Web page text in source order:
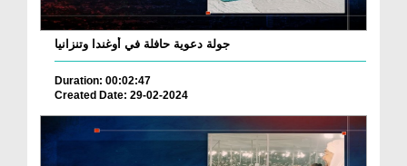
جولة دعوية حافلة في أوغندا وتنزانيا
Duration: 00:02:47
Created Date: 29-02-2024